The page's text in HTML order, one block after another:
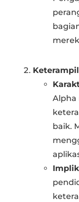
Alpha
baik.